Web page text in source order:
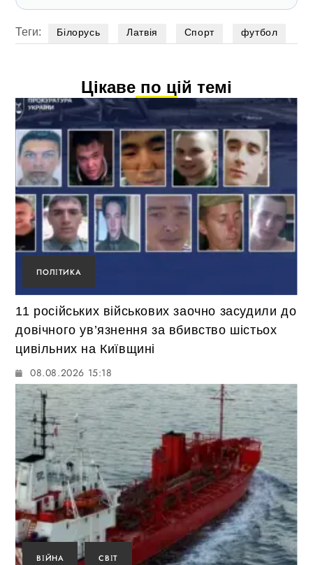
Теги: Білорусь Латвія Спорт футбол
Цікаве по цій темі
ПОЛІТИКА
11 російських військових заочно засудили до
довічного ув’язнення за вбивство шістьох
цивільних на Київщині
08.08.2026 15:18
ВІЙНА СВІТ